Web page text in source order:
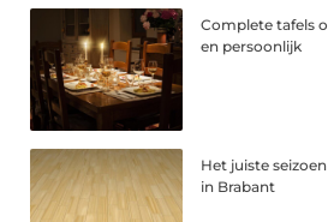
Complete tafels
en persoonlijk
Het juiste
in Brabant